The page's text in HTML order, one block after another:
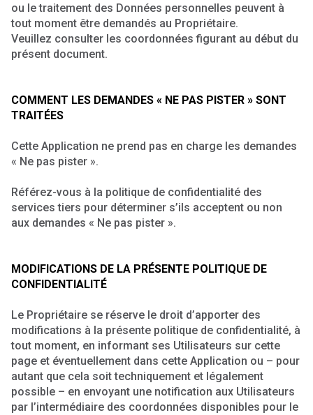
ou le traitement des Données personnelles peuvent à
tout moment être demandés au Propriétaire.
Veuillez consulter les coordonnées figurant au début du
présent document.
COMMENT LES DEMANDES « NE PAS PISTER » SONT
TRAITÉES
Cette Application ne prend pas en charge les demandes
« Ne pas pister ».
Référez-vous à la politique de confidentialité des
services tiers pour déterminer s’ils acceptent ou non
aux demandes « Ne pas pister ».
MODIFICATIONS DE LA PRÉSENTE POLITIQUE DE
CONFIDENTIALITÉ
Le Propriétaire se réserve le droit d’apporter des
modifications à la présente politique de confidentialité, à
tout moment, en informant ses Utilisateurs sur cette
page et éventuellement dans cette Application ou – pour
autant que cela soit techniquement et légalement
possible – en envoyant une notification aux Utilisateurs
par l’intermédiaire des coordonnées disponibles pour le